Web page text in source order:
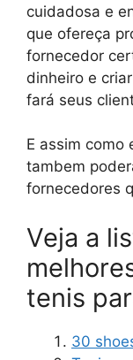
cuidadosa e
que ofereça
fornecedor
dinheiro e
fará seus
E assim como
tambem
fornecedores
Veja a
tenis
30